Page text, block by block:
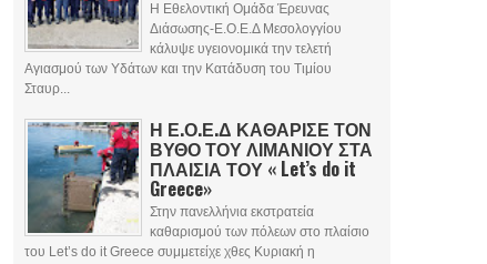
Η Εθελοντική Ομάδα Έρευνας
Διάσωσης-Ε.Ο.Ε.Δ Μεσολογγίου
κάλυψε υγειονομικά την τελετή
Αγιασμού των Υδάτων και την Κατάδυση του Τιμίου
Σταυρ...
Η Ε.Ο.Ε.Δ ΚΑΘΑΡΙΣΕ ΤΟΝ
ΒΥΘΟ ΤΟΥ ΛΙΜΑΝΙΟΥ ΣΤΑ
ΠΛΑΙΣΙΑ ΤΟΥ « Let’s do it
Greece»
Στην πανελλήνια εκστρατεία
καθαρισμού των πόλεων στο πλαίσιο
του Let’s do it Greece συμμετείχε χθες Κυριακή η